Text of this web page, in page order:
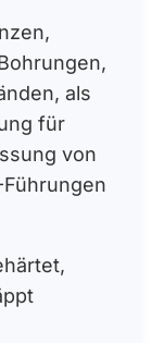
als
für
von